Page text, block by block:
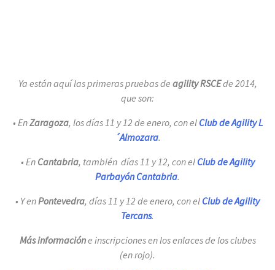
Ya están aquí las primeras pruebas de agility RSCEde 2014,
que son:
• EnZaragoza, los días 11 y 12 de enero, con el Club de Agility L
´Almozara.
• En Cantabria, también días 11 y 12, con el Club de Agility
Parbayón Cantabria.
• Y enPontevedra, días 11 y 12 de enero, con el Club de Agility
Tercans.
Más informacióne inscripciones en los enlaces de los clubes
(en rojo).